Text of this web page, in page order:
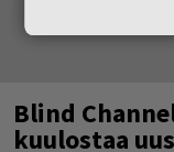
Blind
kuulostaa